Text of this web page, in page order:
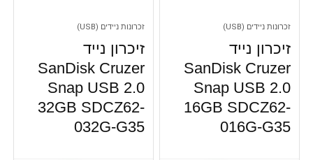
זכרונות ניידים (USB)
זיכרון נייד
SanDisk Cruzer
Snap USB 2.0
16GB SDCZ62-
016G-G35
זכרונות ניידים (USB)
זיכרון נייד
SanDisk Cruzer
Snap USB 2.0
32GB SDCZ62-
032G-G35